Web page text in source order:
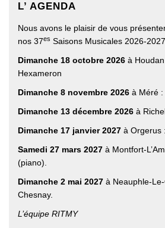
L’ AGENDA
Nous avons le plaisir de vous
nos 37es Saisons Musicales 2026-
Dimanche 18 octobre 2026 à
Hexameron
Dimanche 8 novembre 2026 à Méré :
Dimanche 13 décembre 2026 à
Dimanche 17 janvier 2027 à Orgerus
Samedi 27 mars 2027 à Montfort-
(piano).
Dimanche 2 mai 2027 à Neauphle-
Chesnay.
L’équipe RITMY